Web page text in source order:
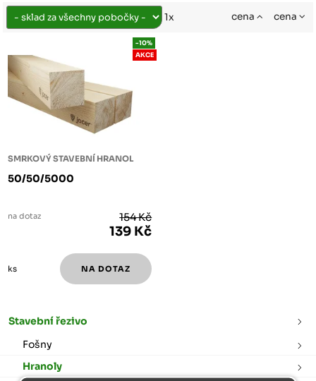
1x cena cena
SMRKOVÝ STAVEBNÍ HRANOL
50/50/5000
-10%
AKCE
na dotaz 154 Kč
139 Kč
ks
Stavební řezivo
Fošny
Hranoly